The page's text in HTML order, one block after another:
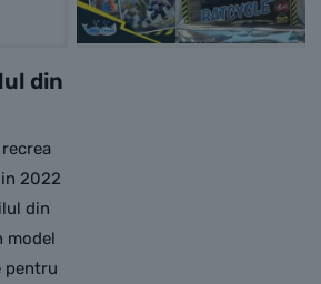
din
2022
din
model
pentru